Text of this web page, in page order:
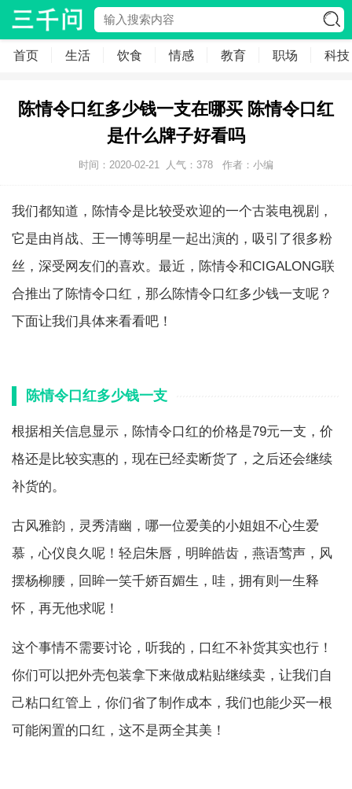
首页 生活 饮食 情感 教育 职场 科技
陈情令口红多少钱一支在哪买 陈情令口红
是什么牌子好看吗
时间：2020-02-21 人气： 378 作者：小编
我们都知道，陈情令是比较受欢迎的一个古装电视剧，
它是由肖战、王一博等明星一起出演的，吸引了很多粉
丝，深受网友们的喜欢。最近，陈情令和CIGALONG联
合推出了陈情令口红，那么陈情令口红多少钱一支呢？
下面让我们具体来看看吧！
陈情令口红多少钱一支
根据相关信息显示，陈情令口红的价格是79元一支，价
格还是比较实惠的，现在已经卖断货了，之后还会继续
补货的。
古风雅韵，灵秀清幽，哪一位爱美的小姐姐不心生爱
慕，心仪良久呢！轻启朱唇，明眸皓齿，燕语莺声，风
摆杨柳腰，回眸一笑千娇百媚生，哇，拥有则一生释
怀，再无他求呢！
这个事情不需要讨论，听我的，口红不补货其实也行！
你们可以把外壳包装拿下来做成粘贴继续卖，让我们自
己粘口红管上，你们省了制作成本，我们也能少买一根
可能闲置的口红，这不是两全其美！